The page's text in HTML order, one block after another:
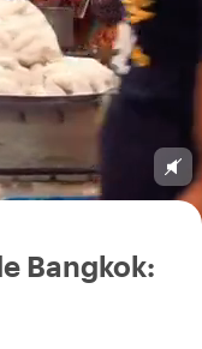
Bangkok: